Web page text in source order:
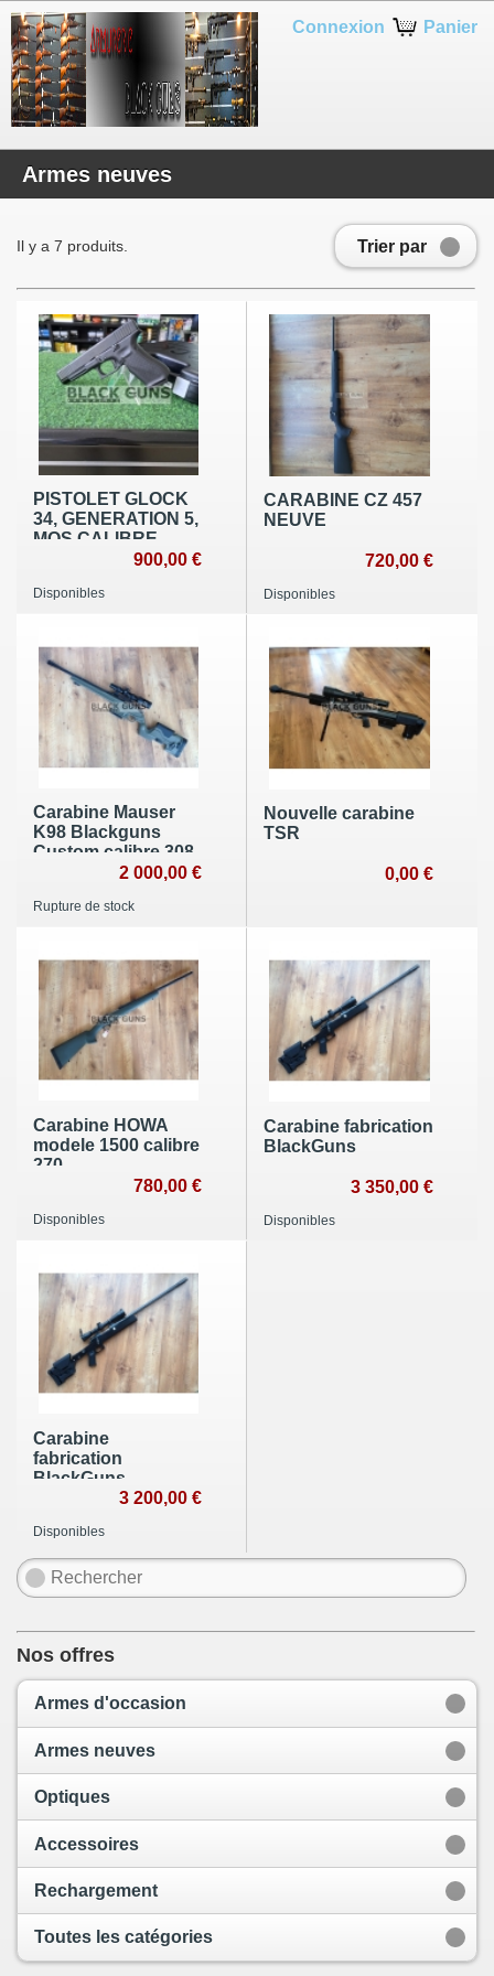
Panier
Connexion
Armes neuves
Trier par
Il y a 7 produits.
PISTOLET GLOCK
34, GENERATION 5,
MOS,CALIBRE
9X19, NEUF.900,00 €
Disponibles
CARABINE CZ 457
NEUVE
720,00 €
Disponibles
Carabine Mauser
K98 Blackguns
Custom calibre 308
winchester (vendu)
2 000,00 €
Rupture de stock
Nouvelle carabine
TSR
0,00 €
Carabine HOWA
modele 1500 calibre
270
780,00 €
Disponibles
Carabine fabrication
BlackGuns
3 350,00 €
Disponibles
Carabine
fabrication
BlackGuns
3 200,00 €
Disponibles
Nos offres
Armes d'occasion
Armes neuves
Optiques
Accessoires
Rechargement
Toutes les catégories